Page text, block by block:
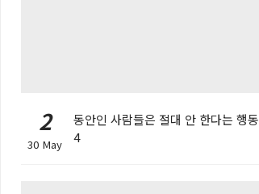
2
30 May
동안인 사람들은 절대 안 한다는 행동
4